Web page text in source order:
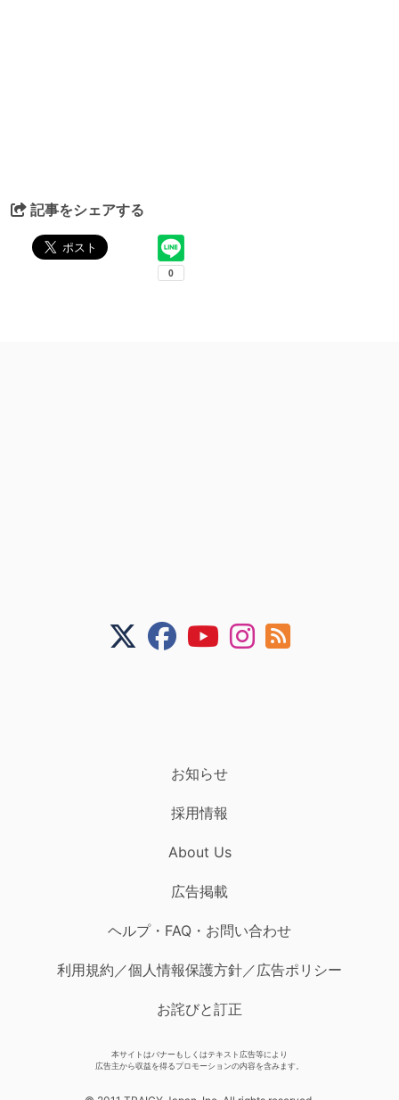
記事をシェアする
お知らせ
採用情報
About Us
広告掲載
ヘルプ・FAQ・お問い合わせ
利用規約／個人情報保護方針／広告ポリシー
お詫びと訂正
本サイトはバナーもしくはテキスト広告等により
広告主から収益を得るプロモーションの内容を含みます。